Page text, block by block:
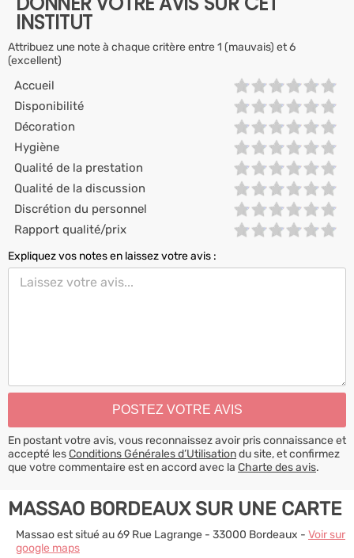
INSTITUT
Attribuez une note à chaque critère entre 1 (mauvais) et 6
(excellent)
Accueil
Disponibilité
Décoration
Hygiène
Qualité de la prestation
Qualité de la discussion
Discrétion du personnel
Rapport qualité/prix
Expliquez vos notes en laissez votre avis :
En postant votre avis, vous reconnaissez avoir pris connaissance et
accepté lesConditions Générales d’Utilisationdu site, et confirmez
que votre commentaire est en accord avec la Charte des avis.
MASSAO BORDEAUX SUR UNE CARTE
Massao est situé au 69 Rue Lagrange - 33000 Bordeaux - Voir sur
google maps